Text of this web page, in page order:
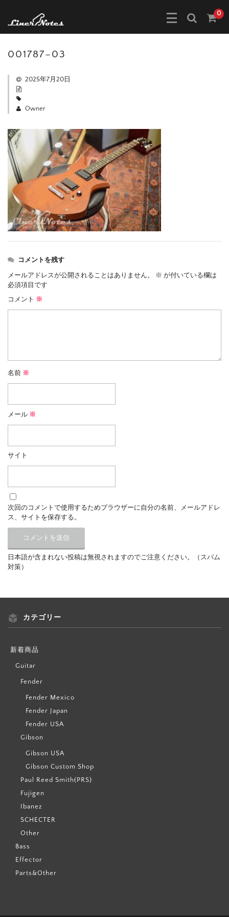
0
001787–03
2025年7月20日
Owner
コメントを残す
メールアドレスが公開されることはありません。 ※ が付いている欄は
必須項目です
コメント ※
名前 ※
メール ※
サイト
次回のコメントで使用するためブラウザーに自分の名前、メールアドレ
ス、サイトを保存する。
日本語が含まれない投稿は無視されますのでご注意ください。（スパム
対策）
カテゴリー
新着商品
Guitar
Fender
Fender Mexico
Fender Japan
Fender USA
Gibson
Gibson USA
Gibson Custom Shop
Paul Reed Smith(PRS)
Fujigen
Ibanez
SCHECTER
Other
Bass
Effector
Parts&Other